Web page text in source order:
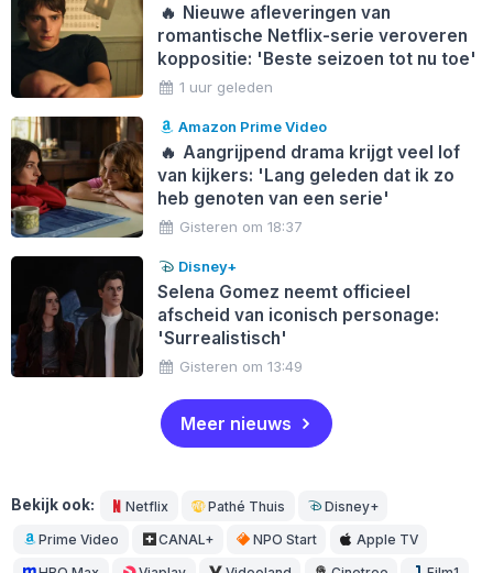
🔥 Nieuwe afleveringen van
romantische Netflix-serie veroveren
koppositie: 'Beste seizoen tot nu toe'
1 uur geleden
Amazon Prime Video
🔥 Aangrijpend drama krijgt veel lof
van kijkers: 'Lang geleden dat ik zo
heb genoten van een serie'
Gisteren om 18:37
Disney+
Selena Gomez neemt officieel
afscheid van iconisch personage:
'Surrealistisch'
Gisteren om 13:49
Meer nieuws
Bekijk ook: Netflix Pathé Thuis Disney+
Prime Video CANAL+ NPO Start Apple TV